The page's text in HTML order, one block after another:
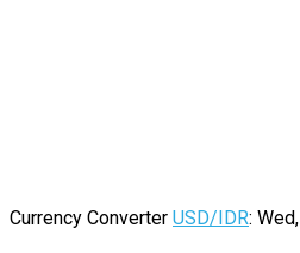
Currency Converter USD/IDR: